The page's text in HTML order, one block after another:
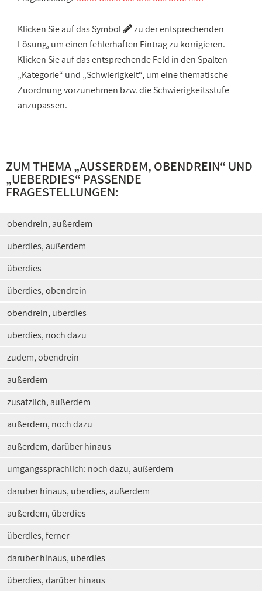
Klicken Sie auf das Symbol
zu der entsprechenden
Lösung, um einen fehlerhaften Eintrag zu korrigieren.
Klicken Sie auf das entsprechende Feld in den Spalten
„Kategorie“ und „Schwierigkeit“, um eine thematische
Zuordnung vorzunehmen bzw. die Schwierigkeitsstufe
anzupassen.
ZUM THEMA „AUSSERDEM, OBENDREIN “ UND
„UEBERDIES“ PASSENDE
FRAGESTELLUNGEN:
obendrein, außerdem
überdies, außerdem
überdies
überdies, obendrein
obendrein, überdies
überdies, noch dazu
zudem, obendrein
außerdem
zusätzlich, außerdem
außerdem, noch dazu
außerdem, darüber hinaus
umgangssprachlich: noch dazu, außerdem
darüber hinaus, überdies, außerdem
außerdem, überdies
überdies, ferner
darüber hinaus, überdies
überdies, darüber hinaus